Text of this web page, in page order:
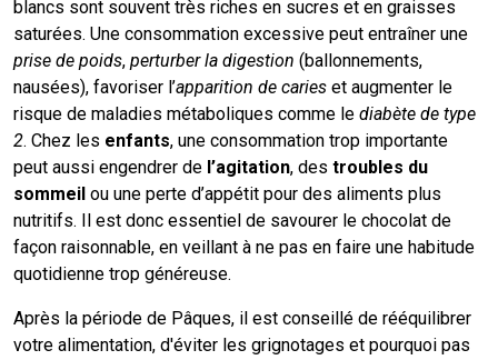
blancs sont souvent très riches en sucres et en graisses
saturées. Une consommation excessive peut entraîner une
prise de poids, perturber la digestion (ballonnements,
nausées), favoriser l’apparition de caries et augmenter le
risque de maladies métaboliques comme le diabète de type
2. Chez les enfants, une consommation trop importante
peut aussi engendrer de l’agitation, des troubles du
sommeil ou une perte d’appétit pour des aliments plus
nutritifs. Il est donc essentiel de savourer le chocolat de
façon raisonnable, en veillant à ne pas en faire une habitude
quotidienne trop généreuse.
Après la période de Pâques, il est conseillé de rééquilibrer
votre alimentation, d'éviter les grignotages et pourquoi pas